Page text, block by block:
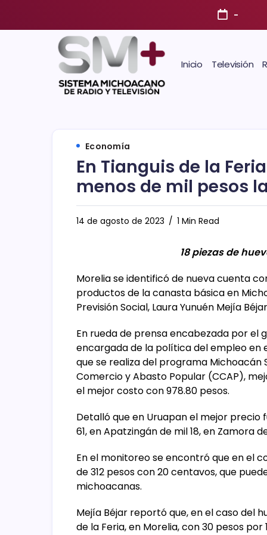
-
Inicio Televisión
Economía
En Tianguis de la
menos de mil pesos
14 de agosto de 2023 1 Min Read
18 piezas de
Morelia se identificó de nueva cuenta
productos de la canasta básica en
Previsión Social, Laura Yunuén Mejía
En rueda de prensa encabezada por el
encargada de la política del empleo
que se realiza del programa
Comercio y Abasto Popular (CCAP),
el mejor costo con 978.80 pesos.
Detalló que en Uruapan el mejor precio
61, en Apatzingán de mil 18, en Zamora
En el monitoreo se encontró que en el
de 312 pesos con 20 centavos, que
michoacanas.
Mejía Béjar reportó que, en el caso del
de la Feria, en Morelia, con 30 pesos por